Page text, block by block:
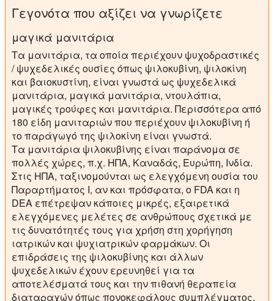
Γεγονότα που αξίζει να γνωρίζετε
μαγικά μανιτάρια
Τα μανιτάρια, τα οποία περιέχουν ψυχοδραστικές
/ ψυχεδελικές ουσίες όπως ψιλοκυβίνη, ψιλοκίνη
και βαιοκυστίνη, είναι γνωστά ως ψυχεδελικά
μανιτάρια, μαγικά μανιτάρια, ντουλάπια,
μαγικές τρούφες και μανιτάρια. Περισσότερα από
180 είδη μανιταριών που περιέχουν ψιλοκυβίνη ή
το παράγωγό της ψιλοκίνη είναι γνωστά.
Τα μανιτάρια ψιλοκυβίνης είναι παράνομα σε
πολλές χώρες, π.χ. ΗΠΑ, Καναδάς, Ευρώπη, Ινδία.
Στις ΗΠΑ, ταξινομούνται ως ελεγχόμενη ουσία του
Παραρτήματος Ι, αν και πρόσφατα, ο FDA και η
DEA επέτρεψαν κάποιες μικρές, εξαιρετικά
ελεγχόμενες μελέτες σε ανθρώπους σχετικά με
τις δυνατότητές τους για χρήση στη χορήγηση
ιατρικών και ψυχιατρικών φαρμάκων. Οι
επιδράσεις της ψιλοκυβίνης και άλλων
ψυχεδελικών έχουν ερευνηθεί για τα
αποτελέσματά τους και την πιθανή θεραπεία
διαταραχών όπως πονοκεφάλους συμπλέγματος,